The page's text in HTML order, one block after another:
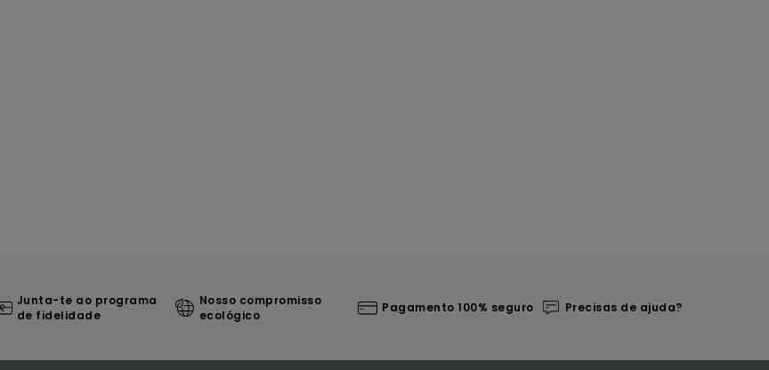
Junta-te ao programa
de fidelidade
Nosso compromisso
ecológico
Pagamento 100% seguro Precisas de ajuda?